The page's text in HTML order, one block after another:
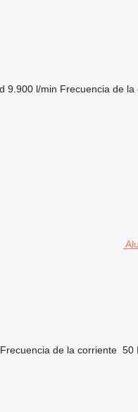
9.900 l/min Frecuencia de la
Frecuencia de la corriente 50